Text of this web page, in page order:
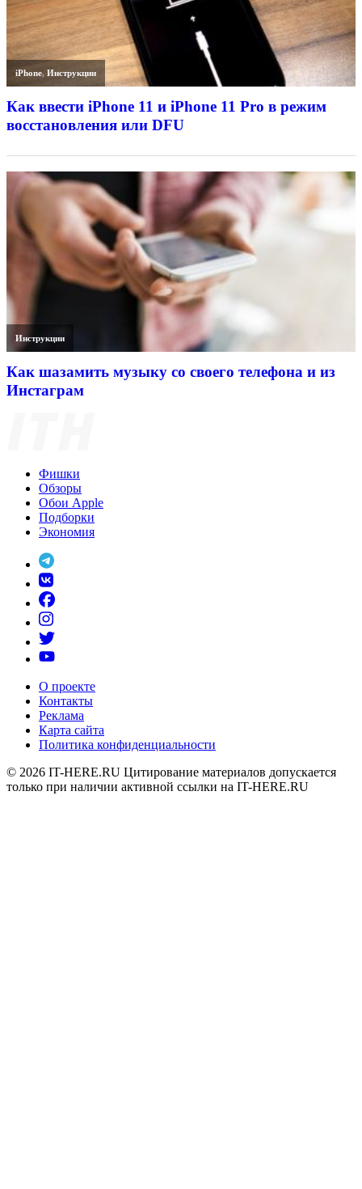
iPhone,Инструкции
Как ввести iPhone 11 и iPhone 11 Pro в режим
восстановления или DFU
Инструкции
Как шазамить музыку со своего телефона и из
Инстаграм
Фишки
Обзоры
Обои Apple
Подборки
Экономия
О проекте
Контакты
Реклама
Карта сайта
Политика конфиденциальности
© 2026 IT-HERE.RU Цитирование материалов допускается
только при наличии активной ссылки на IT-HERE.RU